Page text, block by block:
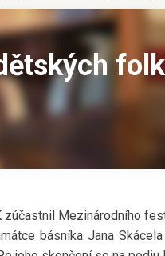
Mezinárodního
básníka Jana